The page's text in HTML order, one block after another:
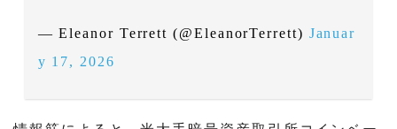
— Eleanor Terrett (@EleanorTerrett) Januar
y 17, 2026